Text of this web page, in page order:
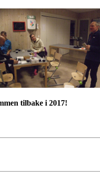
tilbake i 2017!